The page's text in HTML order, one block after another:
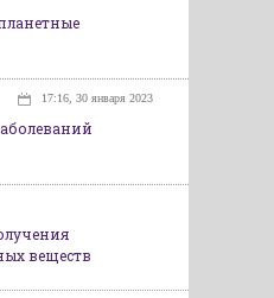
17:16, 30 января 2023
веществ